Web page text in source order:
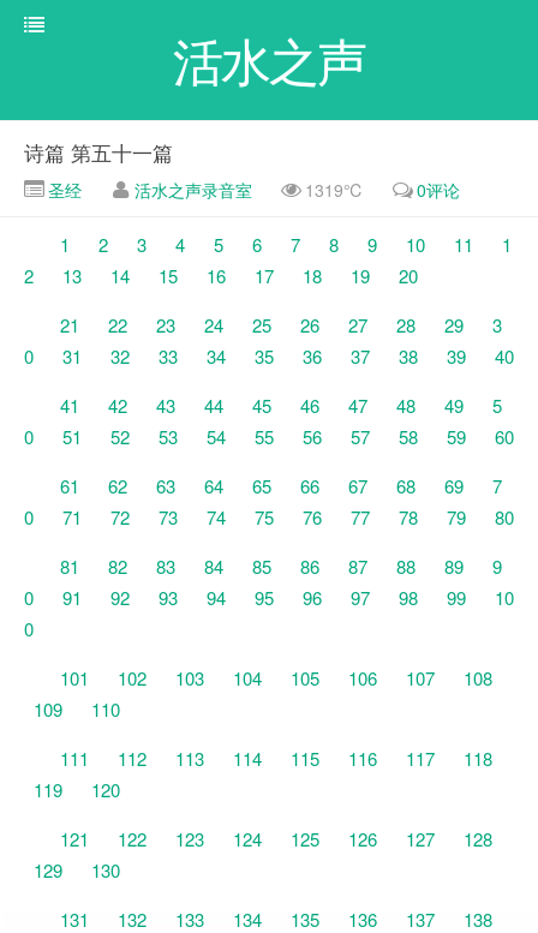
活水之声
诗篇 第五十一篇
圣经 活水之声录音室 1319℃ 0评论
1 2 3 4 5 6 7 8 9 10 11
1
2
13 14 15 16 17 18 19
20
21
22 23 24 25 26 27 28 29
3
0
31 32 33 34 35 36 37 38 39
40
41
42 43 44 45 46 47 48 49
5
0
51 52 53 54 55 56 57 58 59
60
61
62 63 64 65 66 67 68 69
7
0
71 72 73 74 75 76 77 78 79
80
81
82 83 84 85 86 87 88 89
9
0
91 92 93 94 95 96 97 98 99
10
0
101
102 103 104 105 106 107
108
109
110
111
112 113 114 115 116 117
118
119
120
121
122 123 124 125 126 127
128
129
130
131
132 133 134 135 136 137
138